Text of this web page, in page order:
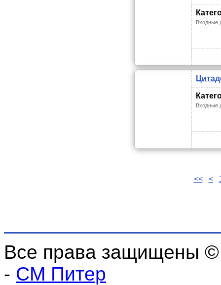
Входные
Входные
<< <
Все права защищены
- СМ Питер